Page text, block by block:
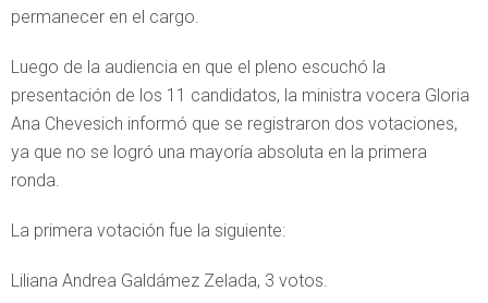
permanecer en el cargo.
Luego de la audiencia en que el pleno escuchó la
presentación de los 11 candidatos, la ministra vocera Gloria
Ana Chevesich informó que se registraron dos votaciones,
ya que no se logró una mayoría absoluta en la primera
ronda.
La primera votación fue la siguiente:
Liliana Andrea Galdámez Zelada, 3 votos.